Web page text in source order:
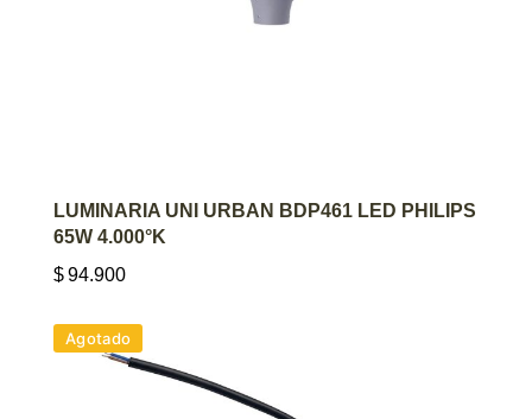
AGREGAR AL CARRITO
LUMINARIA UNI URBAN BDP461 LED PHILIPS
65W 4.000°K
$94.900
Agotado